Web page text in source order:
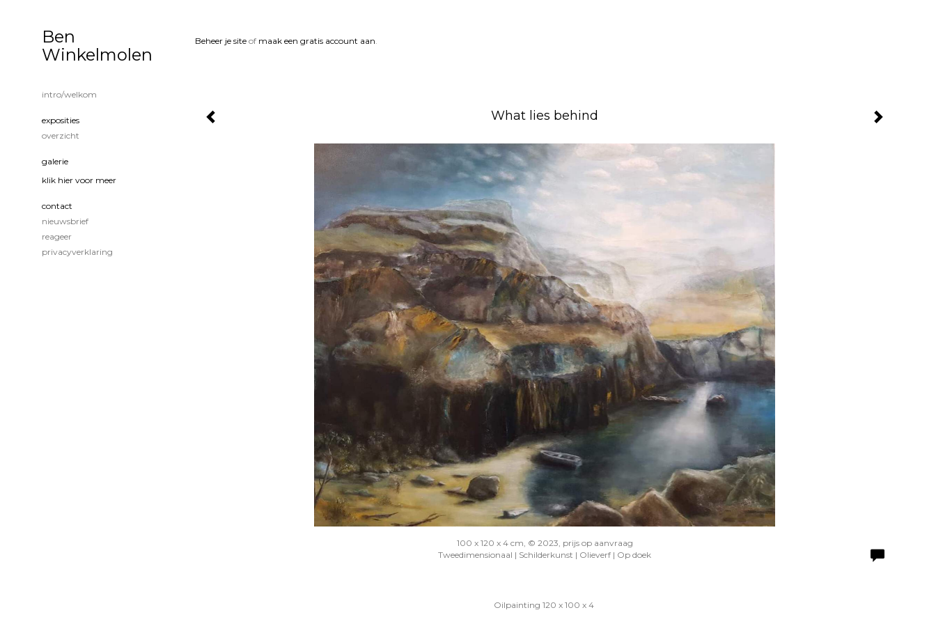
Beheer je site of maak een gratis account aan.
What lies behind
100 x 120 x 4 cm, © 2023, prijs op aanvraag
Tweedimensionaal | Schilderkunst | Olieverf | Op doek
Oilpainting 120 x 100 x 4
Ben
Winkelmolen
intro/welkom
exposities
overzicht
galerie
klik hier voor meer
contact
nieuwsbrief
reageer
privacyverklaring